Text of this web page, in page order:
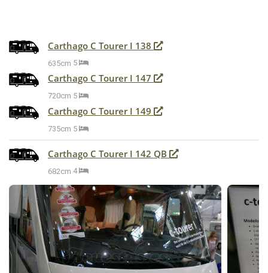
Carthago C Tourer I 138
635cm 5
Carthago C Tourer I 147
720cm 5
Carthago C Tourer I 149
735cm 5
Carthago C Tourer I 142 QB
682cm 4